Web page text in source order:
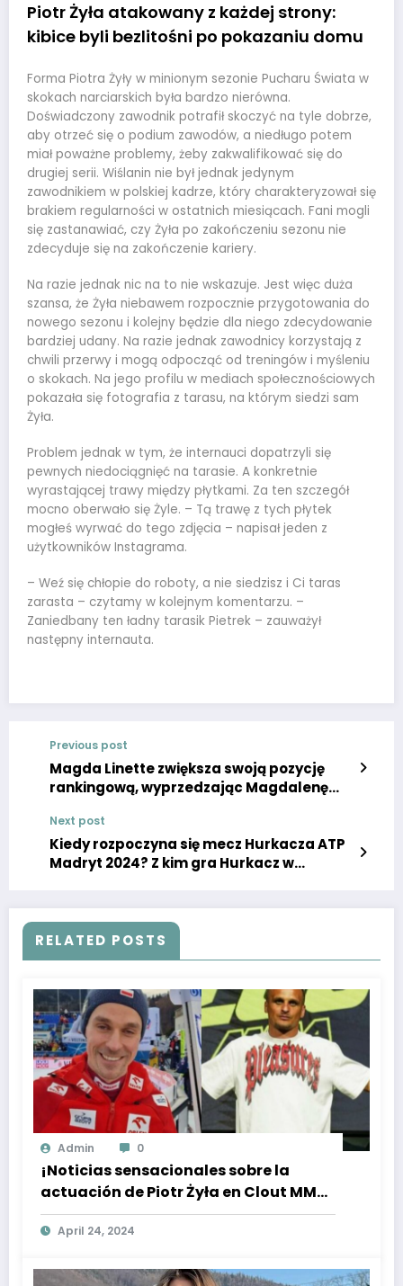
Piotr Żyła atakowany z każdej strony:
kibice byli bezlitośni po pokazaniu domu
Forma Piotra Żyły w minionym sezonie Pucharu Świata w
skokach narciarskich była bardzo nierówna.
Doświadczony zawodnik potrafił skoczyć na tyle dobrze,
aby otrzeć się o podium zawodów, a niedługo potem
miał poważne problemy, żeby zakwalifikować się do
drugiej serii. Wiślanin nie był jednak jedynym
zawodnikiem w polskiej kadrze, który charakteryzował się
brakiem regularności w ostatnich miesiącach. Fani mogli
się zastanawiać, czy Żyła po zakończeniu sezonu nie
zdecyduje się na zakończenie kariery.
Na razie jednak nic na to nie wskazuje. Jest więc duża
szansa, że Żyła niebawem rozpocznie przygotowania do
nowego sezonu i kolejny będzie dla niego zdecydowanie
bardziej udany. Na razie jednak zawodnicy korzystają z
chwili przerwy i mogą odpocząć od treningów i myśleniu
o skokach. Na jego profilu w mediach społecznościowych
pokazała się fotografia z tarasu, na którym siedzi sam
Żyła.
Problem jednak w tym, że internauci dopatrzyli się
pewnych niedociągnięć na tarasie. A konkretnie
wyrastającej trawy między płytkami. Za ten szczegół
mocno oberwało się Żyle. – Tą trawę z tych płytek
mogłeś wyrwać do tego zdjęcia – napisał jeden z
użytkowników Instagrama.
– Weź się chłopie do roboty, a nie siedzisz i Ci taras
zarasta – czytamy w kolejnym komentarzu. –
Zaniedbany ten ładny tarasik Pietrek – zauważył
następny internauta.
Previous post
Magda Linette zwiększa swoją pozycję
rankingową, wyprzedzając Magdalenę
Next post
Kiedy rozpoczyna się mecz Hurkacza ATP
Madryt 2024? Z kim gra Hurkacz w
RELATED POSTS
Admin 0
¡Noticias sensacionales sobre la
actuación de Piotr Żyła en Clout MMA!
Adam Małysz revela todo.
April 24, 2024